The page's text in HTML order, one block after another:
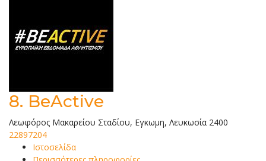
8. BeActive
Λεωφόρος Μακαρείου Σταδίου, Εγκωμη, Λευκωσία 2400
22897204
Ιστοσελίδα